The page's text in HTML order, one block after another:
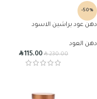
-50%
دهن عود براشين الاسود
دهن العود
R230.00
R115.00